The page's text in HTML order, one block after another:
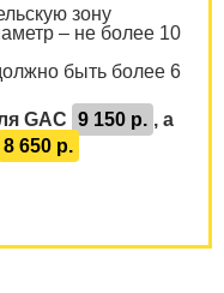
зону
– не более 10
быть более 6
GAC 9 150 р. , а
8 650 р.